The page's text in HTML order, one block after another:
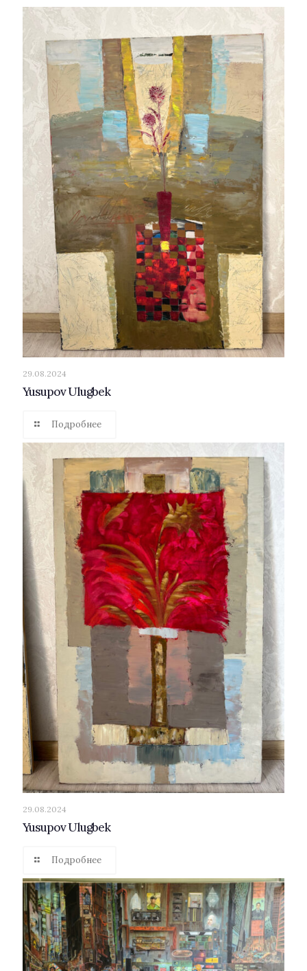
29.08.2024
Yusupov Ulugbek
Подробнее
29.08.2024
Yusupov Ulugbek
Подробнее